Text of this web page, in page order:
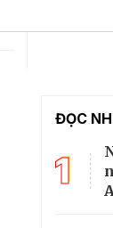
ĐỌC
1